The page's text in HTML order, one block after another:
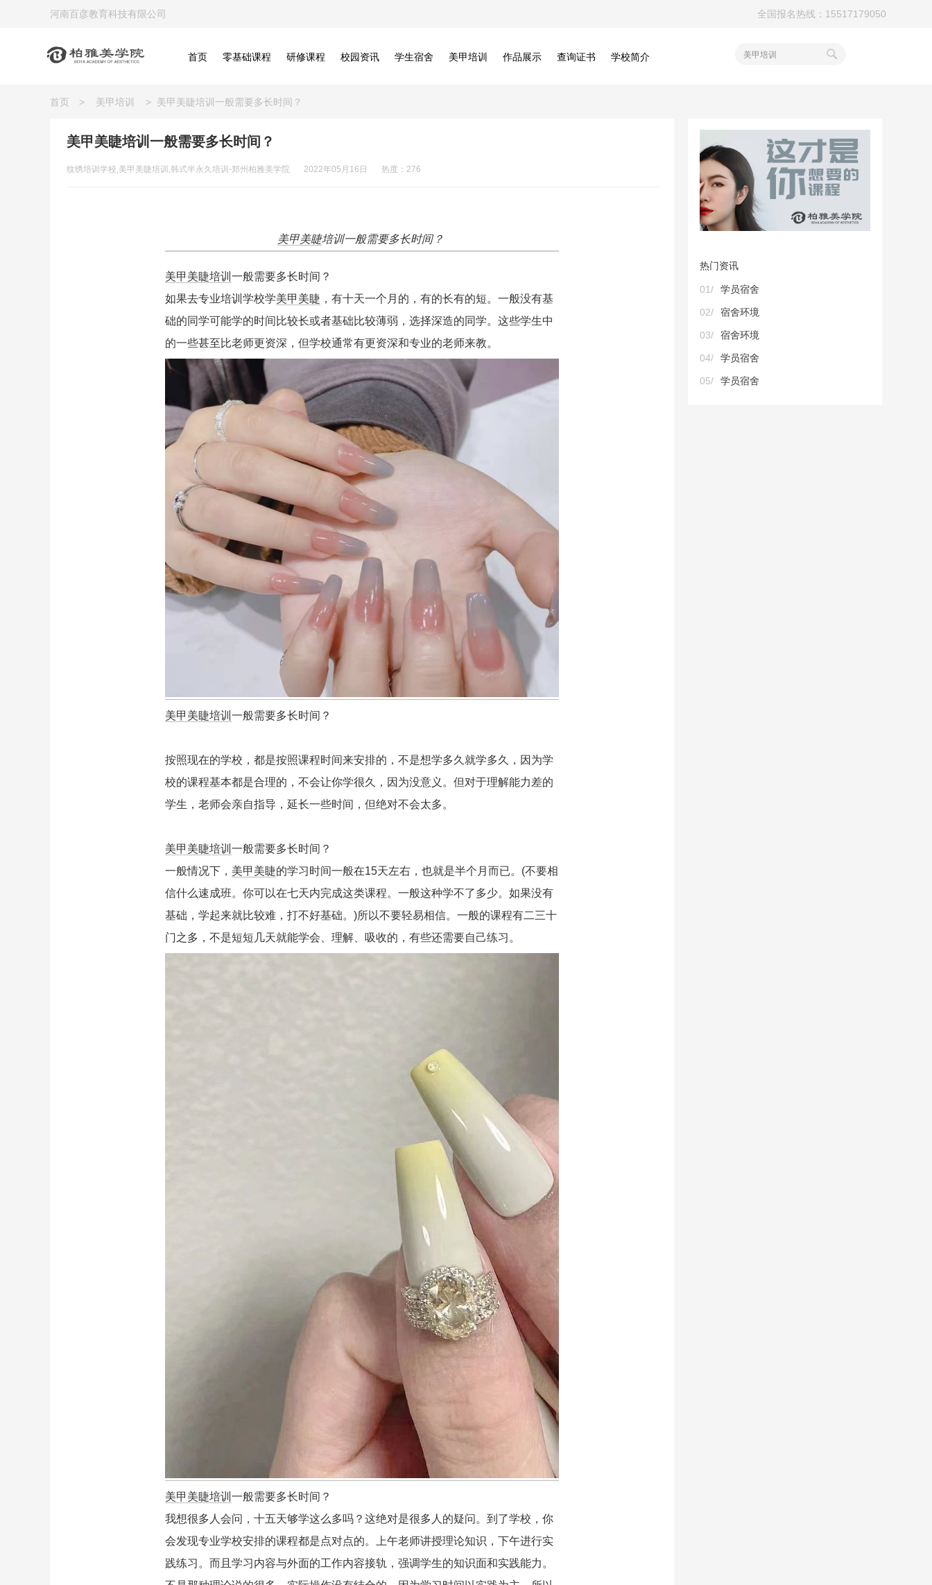
河南百彦教育科技有限公司 全国报名热线：15517179050
首页 零基础课程 研修课程 校园资讯 学生宿舍 美甲培训 作品展示 查询证书 学校简介 美甲培训
首页 > 美甲培训 > 美甲美睫培训一般需要多长时间？
美甲美睫培训一般需要多长时间？
纹绣培训学校,美甲美睫培训,韩式半永久培训-郑州柏雅美学院 2022年05月16日 热度：276
美甲美睫培训一般需要多长时间？
美甲美睫培训 一般需要多长时间？
如果去专业培训学校学美甲美睫 ，有十天一个月的，有的长有的短。一般没有基
础的同学可能学的时间比较长或者基础比较薄弱，选择深造的同学。这些学生中
的一些甚至比老师更资深，但学校通常有更资深和专业的老师来教。
美甲美睫培训 一般需要多长时间？
按照现在的学校，都是按照课程时间来安排的，不是想学多久就学多久，因为学
校的课程基本都是合理的，不会让你学很久，因为没意义。但对于理解能力差的
学生，老师会亲自指导，延长一些时间，但绝对不会太多。
美甲美睫培训 一般需要多长时间？
一般情况下， 美甲美睫的学习时间一般在15天左右，也就是半个月而已。(不要相
信什么速成班。你可以在七天内完成这类课程。一般这种学不了多少。如果没有
基础，学起来就比较难，打不好基础。)所以不要轻易相信。一般的课程有二三十
门之多，不是短短几天就能学会、理解、吸收的，有些还需要自己练习。
美甲美睫培训 一般需要多长时间？
我想很多人会问，十五天够学这么多吗？这绝对是很多人的疑问。到了学校，你
会发现专业学校安排的课程都是点对点的。上午老师讲授理论知识，下午进行实
践练习。而且学习内容与外面的工作内容接轨，强调学生的知识面和实践能力。
热门资讯
01/ 学员宿舍
02/ 宿舍环境
03/ 宿舍环境
04/ 学员宿舍
05/ 学员宿舍